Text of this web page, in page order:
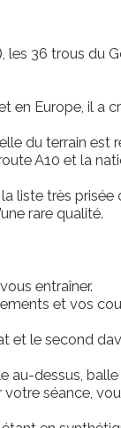
les 36 trous du
Europe, il a
du terrain est
A10 et la
liste très prisée
rare qualité.
entraîner.
et vos
et le second
dessus, balle
séance,